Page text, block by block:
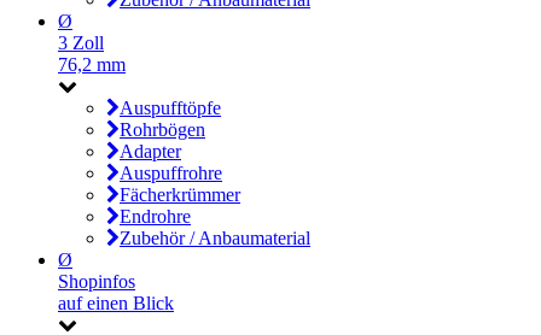
Ø
3 Zoll
76,2 mm
Auspufftöpfe
Rohrbögen
Adapter
Auspuffrohre
Fächerkrümmer
Endrohre
Zubehör / Anbaumaterial
Ø
Shopinfos
auf einen Blick